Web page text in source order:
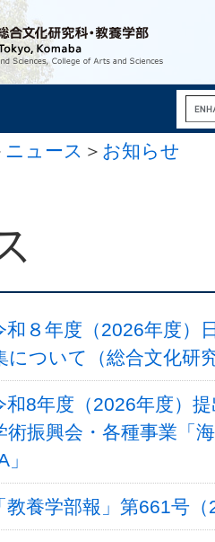
ニュース ＞ お知らせ
和８年度（2026年度）
について（総合文化研
和8年度（2026年度）
術振興会・各種事業「
教養学部報」第661号